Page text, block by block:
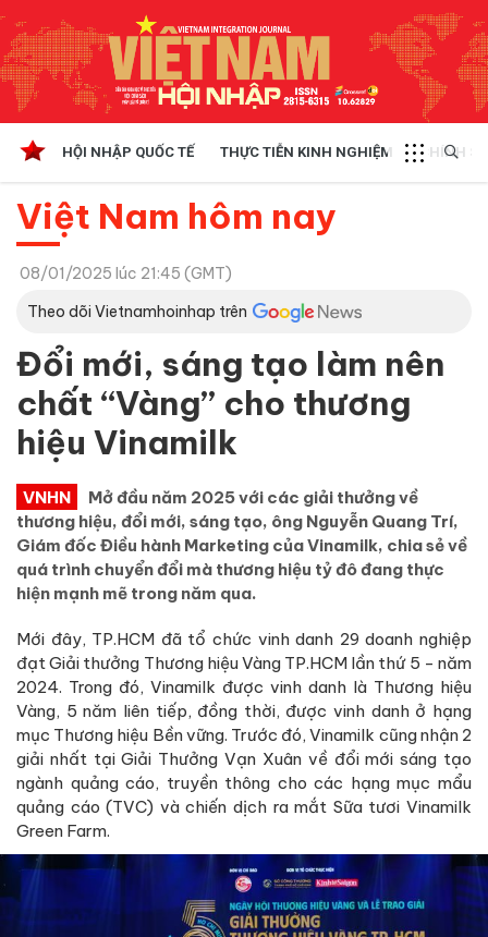
HỘI NHẬP QUỐC TẾ THỰC TIỄN KINH NGHIỆM CHÍNH
Việt Nam hôm nay
08/01/2025 lúc 21:45 (GMT)
Theo dõi Vietnamhoinhap trên
Đổi mới, sáng tạo làm nên
chất “Vàng” cho thương
hiệu Vinamilk
VNHN
Mở đầu năm 2025 với các giải thưởng về
thương hiệu, đổi mới, sáng tạo, ông Nguyễn Quang Trí,
Giám đốc Điều hành Marketing của Vinamilk, chia sẻ về
quá trình chuyển đổi mà thương hiệu tỷ đô đang thực
hiện mạnh mẽ trong năm qua.
Mới đây, TP.HCM đã tổ chức vinh danh 29 doanh nghiệp
đạt Giải thưởng Thương hiệu Vàng TP.HCM lần thứ 5 - năm
2024. Trong đó, Vinamilk được vinh danh là Thương hiệu
Vàng, 5 năm liên tiếp, đồng thời, được vinh danh ở hạng
mục Thương hiệu Bền vững. Trước đó, Vinamilk cũng nhận 2
giải nhất tại Giải Thưởng Vạn Xuân về đổi mới sáng tạo
ngành quảng cáo, truyền thông cho các hạng mục mẩu
quảng cáo (TVC) và chiến dịch ra mắt Sữa tươi Vinamilk
Green Farm.